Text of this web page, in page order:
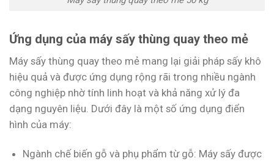
Ứng dụng của máy sấy thùng quay theo mẻ
Máy sấy thùng quay theo mẻ mang lại giải pháp sấy khô
hiệu quả và được ứng dụng rộng rãi trong nhiều ngành
công nghiệp nhờ tính linh hoạt và khả năng xử lý đa
dạng nguyên liệu. Dưới đây là một số ứng dụng điển
hình của máy:
Ngành chế biến gỗ và phụ phẩm từ gỗ: Máy sấy được